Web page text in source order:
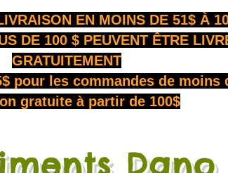
EN MOINS DE 51$ À
DE 100 $ PEUVENT ÊTRE
GRATUITEMENT
pour les commandes de moins
gratuite à partir de 100$
Dano